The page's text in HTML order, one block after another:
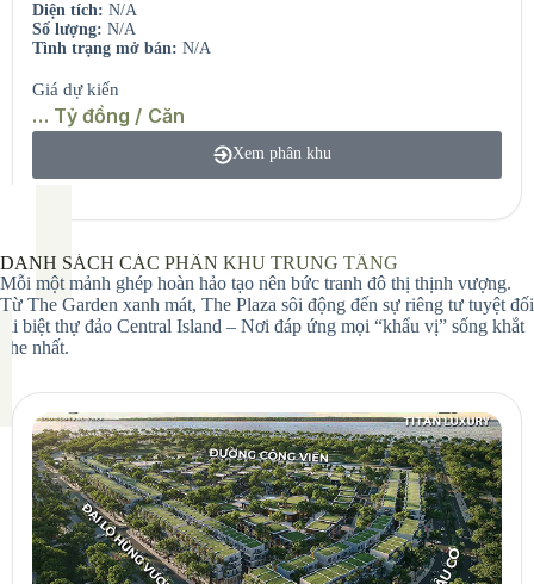
Diện tích: N/A
Số lượng: N/A
Tình trạng mở bán: N/A
Giá dự kiến
… Tỷ đồng / Căn
Xem phân khu
DANH SÁCH CÁC PHÂN KHU TRUNG TẦNG
Mỗi một mảnh ghép hoàn hảo tạo nên bức tranh đô thị thịnh vượng.
Từ The Garden xanh mát, The Plaza sôi động đến sự riêng tư tuyệt đối
tại biệt thự đảo Central Island – Nơi đáp ứng mọi “khẩu vị” sống khắt
khe nhất.